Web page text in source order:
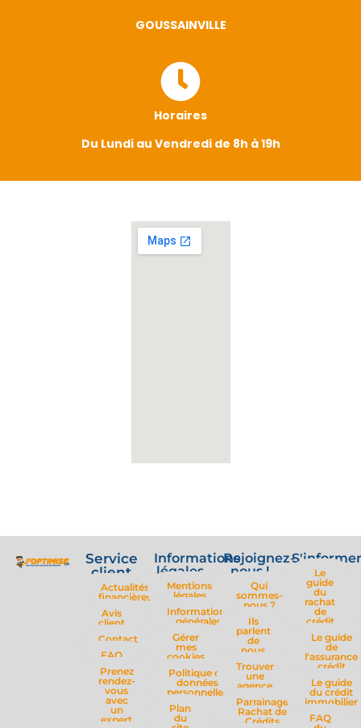
GOUSSAINVILLE
Horaires
Du Lundi au Vendredi de 8h à 19h
Service
client
Actualités
financières
Avis
client
Contact
FAQ
Prenez
rendez-
vous
avec
un
expert
Informations
légales
Mentions
légales
Informations
générales
Gérer
mes
cookies
Politique de
données
personnelles
Plan
du
Rejoignez-
nous !
Qui
sommes-
nous ?
Ils
parlent
de
nous
Trouver
une
agence
Parrainage
Rachat de
Crédits
Le
guide
du
rachat
de
crédit
Le guide
de
l'assurance
crédit
Le guide
du crédit
immobilier
FAQ